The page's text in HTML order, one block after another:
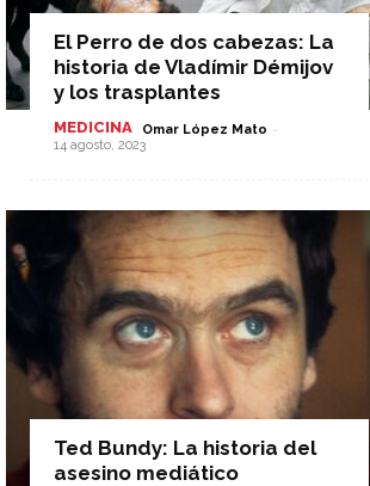
El Perro de dos cabezas: La
historia de Vladímir Démijov
y los trasplantes
MEDICINA Omar López Mato -
14 agosto, 2023
Ted Bundy: La historia del
asesino mediático